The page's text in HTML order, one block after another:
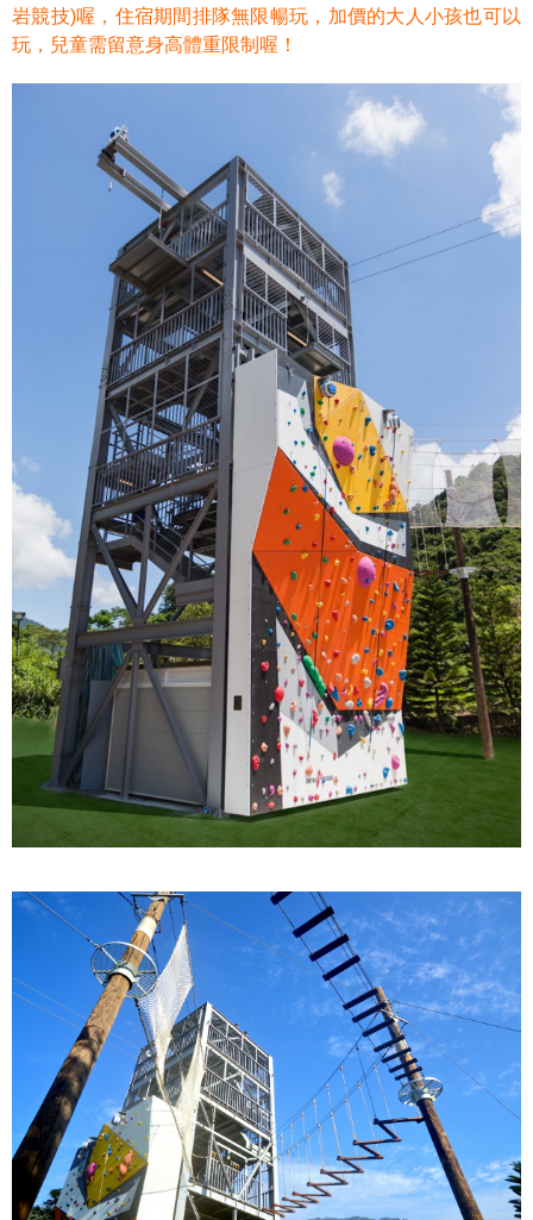
岩競技)喔，住宿期間排隊無限暢玩，加價的大人小孩也可以
玩，兒童需留意身高體重限制喔！